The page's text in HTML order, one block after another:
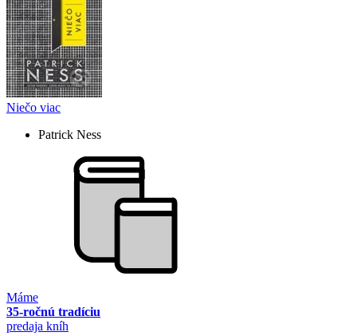
Niečo viac
Patrick Ness
Máme
35-ročnú tradíciu
predaja kníh